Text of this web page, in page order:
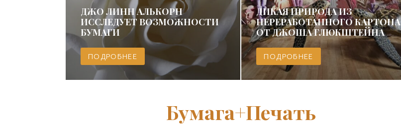
ДЖО ЛИНН АЛЬКОРН
ИССЛЕДУЕТ ВОЗМОЖНОСТИ
БУМАГИ
ПОДРОБНЕЕ
ДИКАЯ ПРИРОДА ИЗ
ПЕРЕРАБОТАННОГО КАРТОНА
ОТ ДЖОША ГЛЮКШТЕЙНА
ПОДРОБНЕЕ
Бумага+Печать